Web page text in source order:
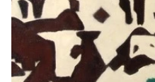
beter inzicht te krijgen in
website en onze
in voor het verzenden van
Google voor online